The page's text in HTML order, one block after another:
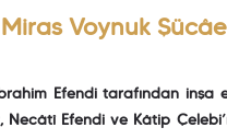
Miras Voynuk
Efendi tarafından
Necâtî Efendi ve Kâtip